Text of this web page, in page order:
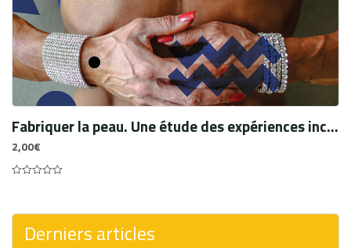
Fabriquer la peau. Une étude des expériences incarnées de la guérison chez des youtubeurs souffrant d’acné (traduction)
2,00€
5
Derniers articles